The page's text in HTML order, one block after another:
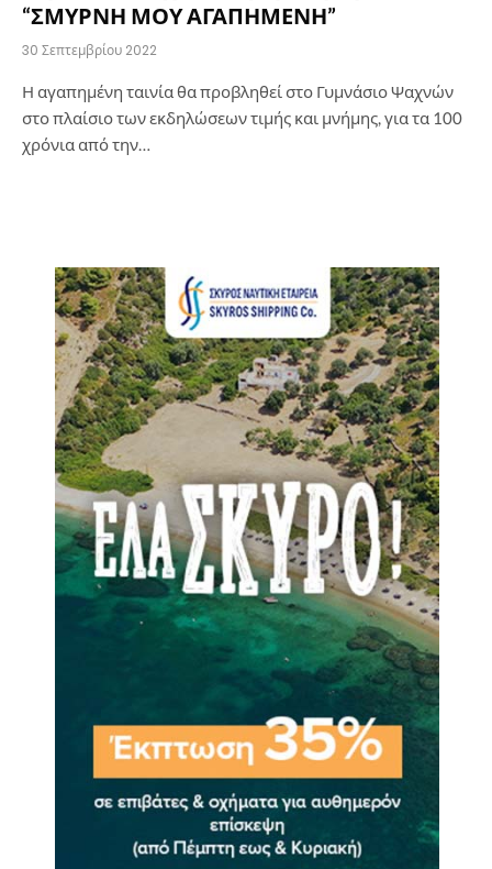
“ΣΜΥΡΝΗ ΜΟΥ ΑΓΑΠΗΜΕΝΗ”
30 Σεπτεμβρίου 2022
Η αγαπημένη ταινία θα προβληθεί στο Γυμνάσιο Ψαχνών
στο πλαίσιο των εκδηλώσεων τιμής και μνήμης, για τα 100
χρόνια από την…